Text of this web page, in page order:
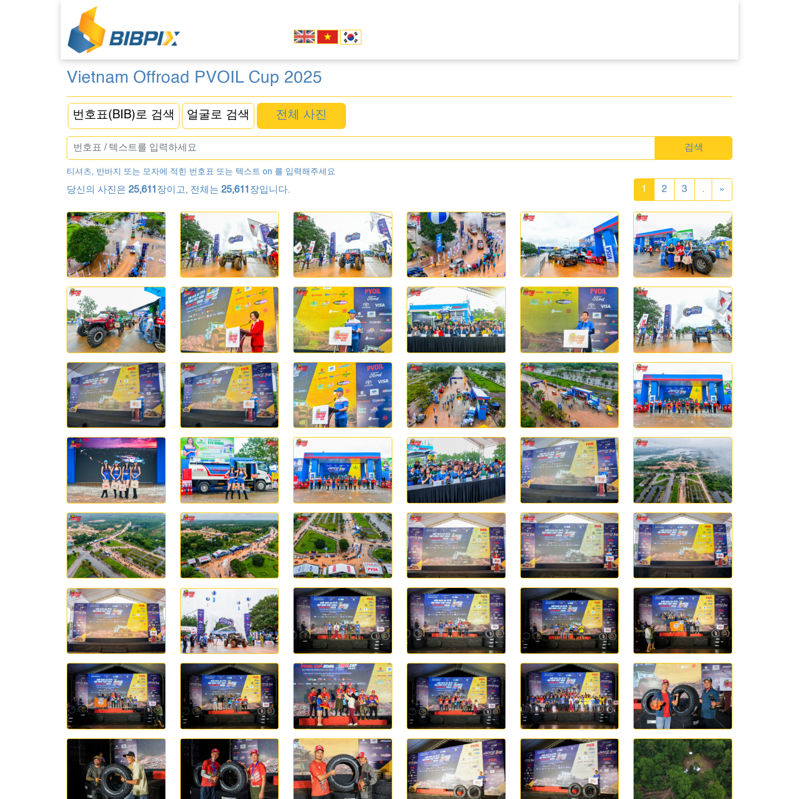
Vietnam Offroad PVOIL Cup 2025
번호표(BIB)로 검색 얼굴로 검색 전체 사진
검색
티셔츠, 반바지 또는 모자에 적힌 번호표 또는 텍스트 on 를 입력해주세요
당신의 사진은 25,611 장이고, 전체는 25,611 장입니다. 1 2 3 . »